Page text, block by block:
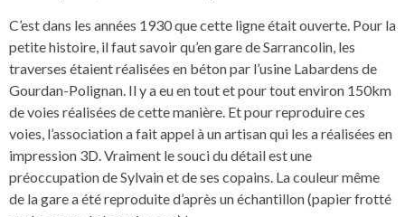
C’est dans les années 1930 que cette ligne était ouverte. Pour la
petite histoire, il faut savoir qu’en gare de Sarrancolin, les
traverses étaient réalisées en béton par l’usine Labardens de
Gourdan-Polignan. Il y a eu en tout et pour tout environ 150km
de voies réalisées de cette manière. Et pour reproduire ces
voies, l’association a fait appel à un artisan qui les a réalisées en
impression 3D. Vraiment le souci du détail est une
préoccupation de Sylvain et de ses copains. La couleur même
de la gare a été reproduite d’après un échantillon (papier frotté